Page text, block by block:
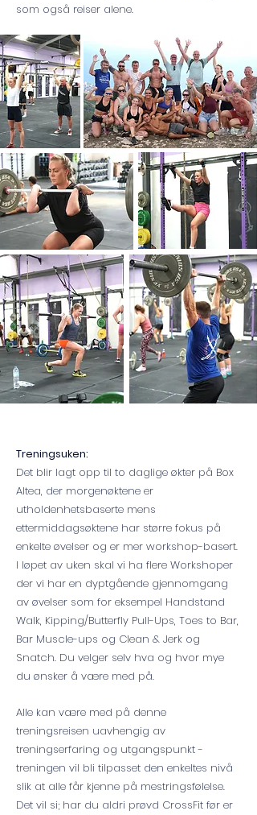
som også reiser alene.
Treningsuken:
Det blir lagt opp til to daglige økter på Box
Altea, der morgenøktene er
utholdenhetsbaserte mens
ettermiddagsøktene har større fokus på
enkelte øvelser og er mer workshop-basert.
I løpet av uken skal vi ha flere Workshoper
der vi har en dyptgående gjennomgang
av øvelser som for eksempel Handstand
Walk, Kipping/Butterfly Pull-Ups, Toes to Bar,
Bar Muscle-ups og Clean & Jerk og
Snatch. Du velger selv hva og hvor mye
du ønsker å være med på.
Alle kan være med på denne
treningsreisen uavhengig av
treningserfaring og utgangspunkt -
treningen vil bli tilpasset den enkeltes nivå
slik at alle får kjenne på mestringsfølelse.
Det vil si; har du aldri prøvd CrossFit før er